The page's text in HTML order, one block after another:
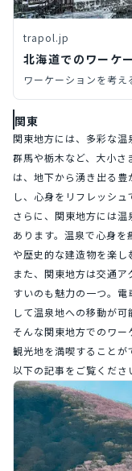
trapol.jp
北海道でのワーケ
ワーケーションを考
する必要はありませ
目的地として最適な場
は、予算を抑えながら
介します。 北海道へ
参考にしてください。
関東
関東地方には、多彩な温
群馬や栃木など、大小さ
は、地下から湧き出る
し、心身をリフレッシュ
さらに、関東地方には
あります。温泉で心身
や歴史的な建造物を楽し
また、関東地方は交通
すいのも魅力の一つ。
して温泉地への移動が可
そんな関東地方でのワ
観光地を満喫することが
以下の記事をご覧くださ